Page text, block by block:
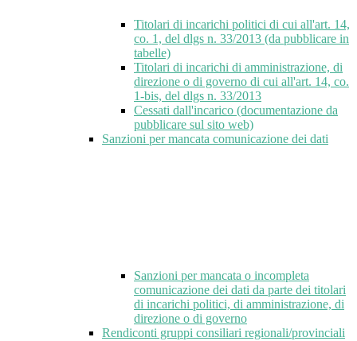
Titolari di incarichi politici di cui all'art. 14,
co. 1, del dlgs n. 33/2013 (da pubblicare in
tabelle)
Titolari di incarichi di amministrazione, di
direzione o di governo di cui all'art. 14, co.
1-bis, del dlgs n. 33/2013
Cessati dall'incarico (documentazione da
pubblicare sul sito web)
Sanzioni per mancata comunicazione dei dati
Sanzioni per mancata o incompleta
comunicazione dei dati da parte dei titolari
di incarichi politici, di amministrazione, di
direzione o di governo
Rendiconti gruppi consiliari regionali/provinciali